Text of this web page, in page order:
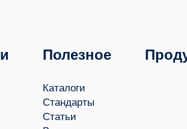
Полезное
Каталоги
Стандарты
Статьи